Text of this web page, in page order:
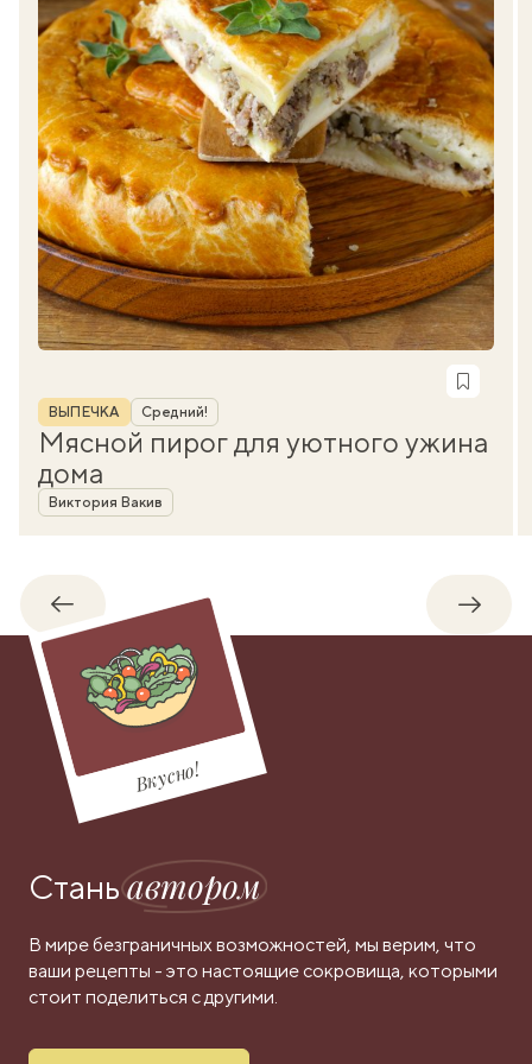
Рубрика
ВЫПЕЧКА Средний!
Мясной пирог для уютного ужина
дома
Автор
Виктория Вакив
Обратно
Вкусно!
Станьавтором
В мире безграничных возможностей, мы верим, что
ваши рецепты - это настоящие сокровища, которыми
стоит поделиться с другими.